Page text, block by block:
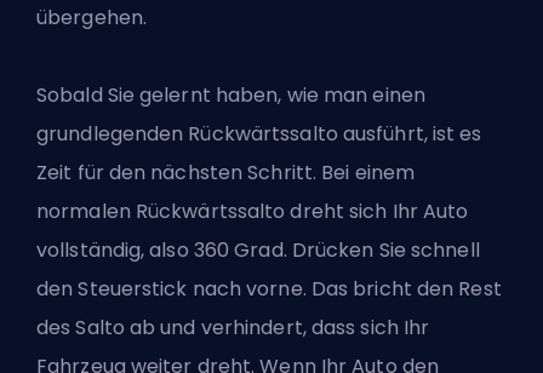
übergehen.
Sobald Sie gelernt haben, wie man einen
grundlegenden Rückwärtssalto ausführt, ist es
Zeit für den nächsten Schritt. Bei einem
normalen Rückwärtssaltodreht sich Ihr Auto
vollständig, also 360 Grad. Drücken Sie schnell
den Steuerstick nach vorne. Das bricht den Rest
des Salto ab und verhindert, dass sich Ihr
Fahrzeug weiter dreht. Wenn Ihr Auto den